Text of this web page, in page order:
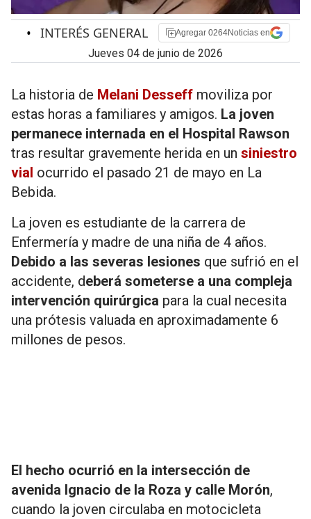
• INTERÉS GENERAL Agregar 0264Noticias en
jueves 04 de junio de 2026
La historia de Melani Desseff moviliza por
estas horas a familiares y amigos. La joven
permanece internada en el Hospital Rawson
tras resultar gravemente herida en un siniestro
vial ocurrido el pasado 21 de mayo en La
Bebida.
La joven es estudiante de la carrera de
Enfermería y madre de una niña de 4 años.
Debido a las severas lesiones que sufrió en el
accidente, deberá someterse a una compleja
intervención quirúrgica para la cual necesita
una prótesis valuada en aproximadamente 6
millones de pesos.
El hecho ocurrió en la intersección de
avenida Ignacio de la Roza y calle Morón,
cuando la joven circulaba en motocicleta